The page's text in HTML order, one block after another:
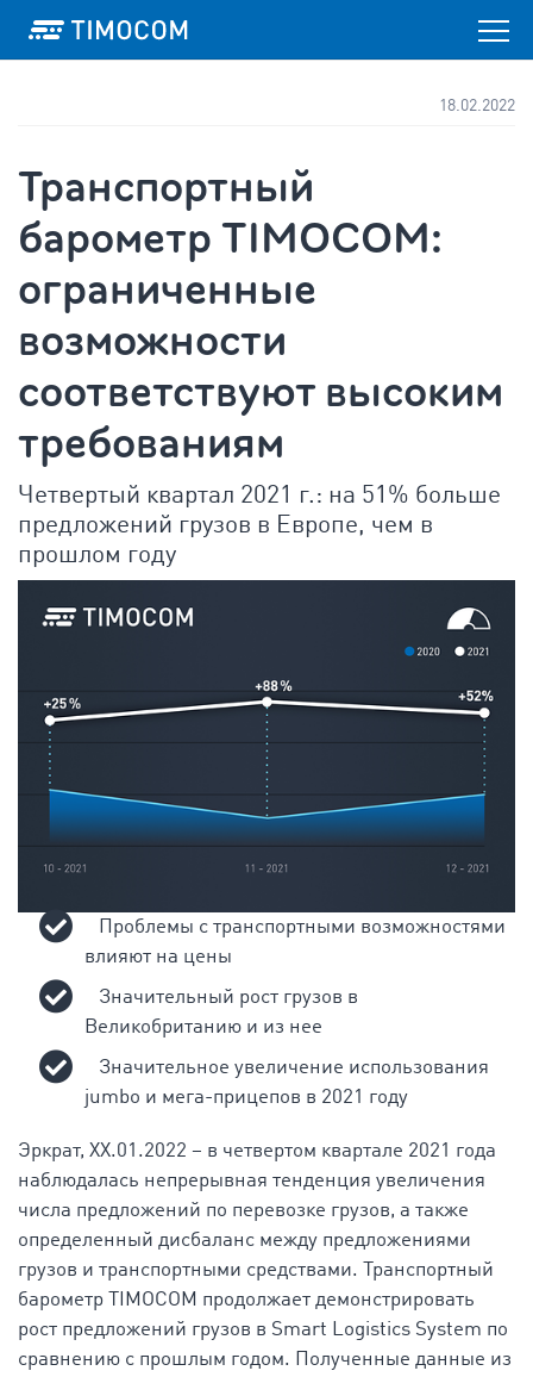
18.02.2022
Транспортный
барометр TIMOCOM:
ограниченные
возможности
соответствуют высоким
требованиям
Четвертый квартал 2021 г.: на 51% больше
предложений грузов в Европе, чем в
прошлом году
Проблемы с транспортными возможностями
влияют на цены
Значительный рост грузов в
Великобританию и из нее
Значительное увеличение использования
jumbo и мега-прицепов в 2021 году
Эркрат, XX.01.2022 – в четвертом квартале 2021 года
наблюдалась непрерывная тенденция увеличения
числа предложений по перевозке грузов, а также
определенный дисбаланс между предложениями
грузов и транспортными средствами. Транспортный
барометр TIMOCOM продолжает демонстрировать
рост предложений грузов в Smart Logistics System по
сравнению с прошлым годом. Полученные данные из